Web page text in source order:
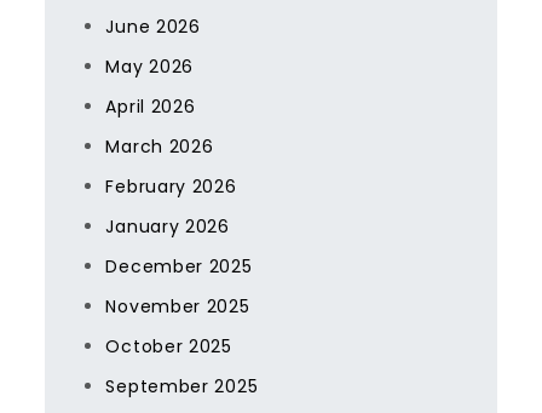
June 2026
May 2026
April 2026
March 2026
February 2026
January 2026
December 2025
November 2025
October 2025
September 2025